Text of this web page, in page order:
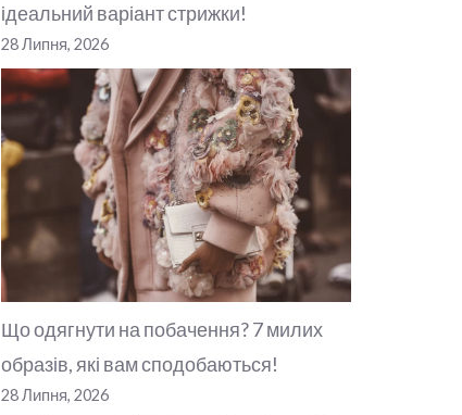
ідеальний варіант стрижки!
28 Липня, 2026
Що одягнути на побачення? 7 милих
образів, які вам сподобаються!
28 Липня, 2026